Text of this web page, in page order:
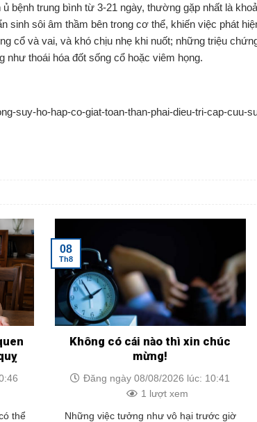
bệnh trung bình từ 3-21 ngày, thường gặp nhất là
sinh sôi âm thầm bên trong cơ thể, khiến việc phát
cổ và vai, và khó chịu nhẹ khi nuốt; những triệu
như thoái hóa đốt sống cổ hoặc viêm họng.
suy-ho-hap-co-giat-toan-than-phai-dieu-tri-cap-cuu-
thể
Không có cái nào thì xin chúc
mừng!
Đăng ngày 08/08/2026 lúc: 10:41
1 lượt xem
Những việc tưởng như vô hại trước giờ
08
Th8